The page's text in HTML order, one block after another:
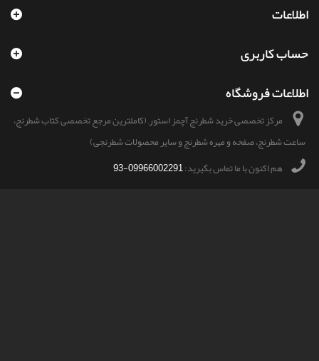
اطلاعات
حساب کاربری
اطلاعات فروشگاه
مرکز تخصصی خرید شطرنج آچمز استور, (کاملترین مرجع تخصصی کتاب شطرنج،
ساعت شطرنج، صفحه و مهره شطرنج و سایر محصولات شطرنجی)
هم اکنون با ما تماس بگیرید:09966002291-93